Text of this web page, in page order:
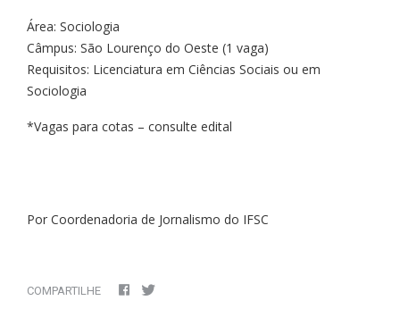
Área: Sociologia
Câmpus: São Lourenço do Oeste (1 vaga)
Requisitos: Licenciatura em Ciências Sociais ou em
Sociologia
*Vagas para cotas – consulte edital
Por Coordenadoria de Jornalismo do IFSC
COMPARTILHE